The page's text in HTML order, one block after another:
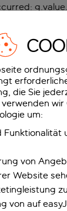
die Sie
wir
um:
Funktionalität
von
Website
von auf